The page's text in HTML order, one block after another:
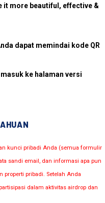
more beautiful, effective &
dapat memindai kode QR
ke halaman versi
kunci pribadi Anda (semua formulir
sandi email, dan informasi apa pun
pribadi. Setelah Anda
dalam aktivitas airdrop dan